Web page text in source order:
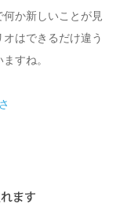
か新しいことが見
はできるだけ違う
すね。